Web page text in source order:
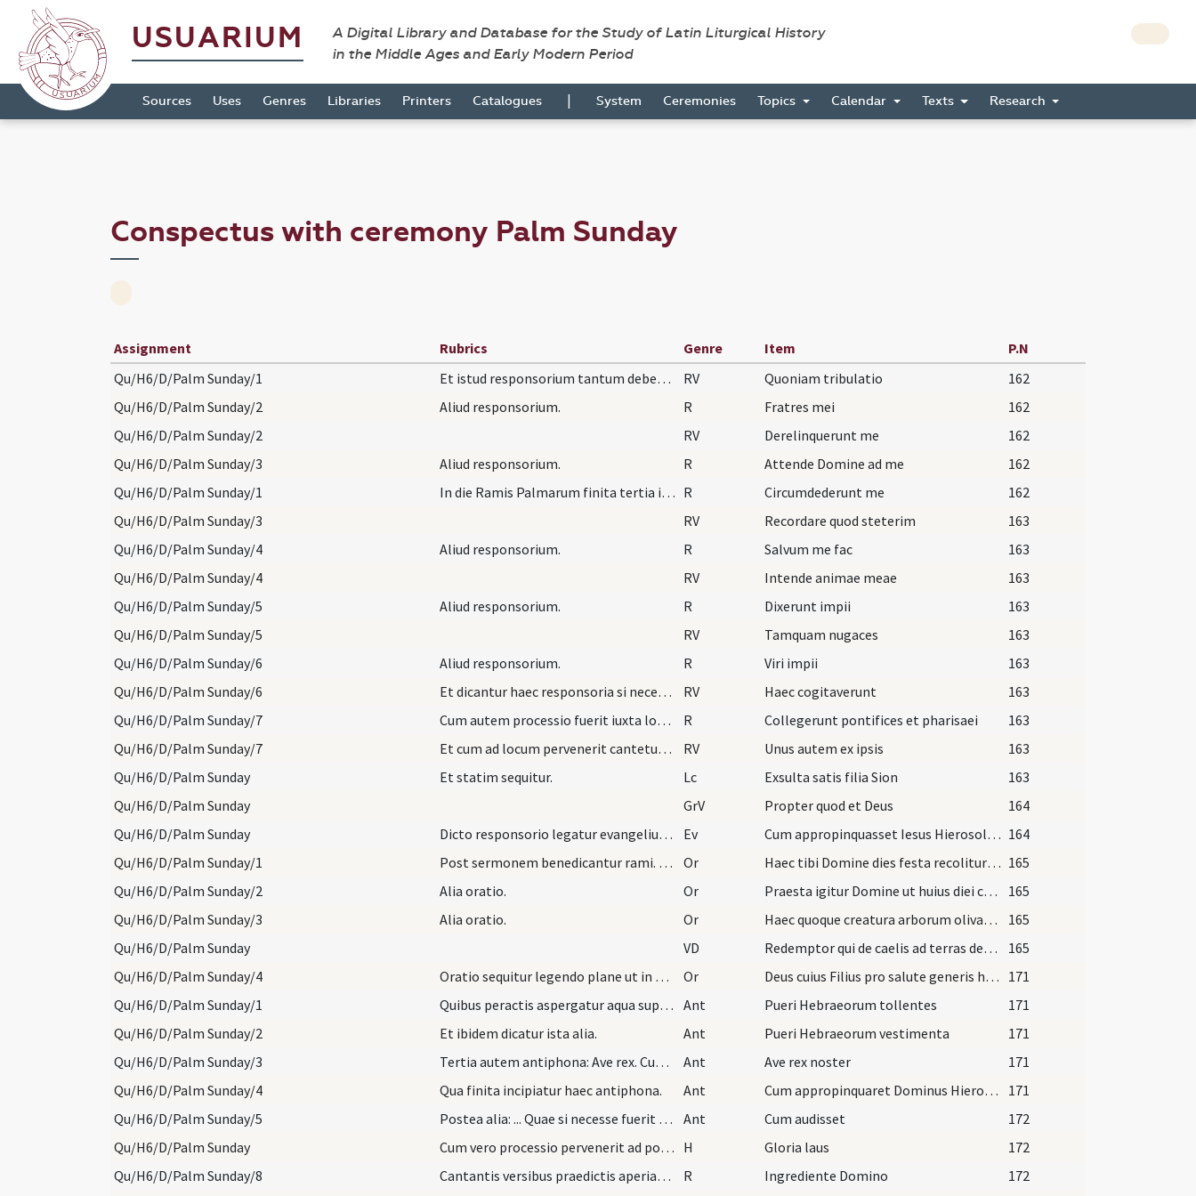
USUARIUM
A Digital Library and Database for the Study of Latin Liturgical History
in the Middle Ages and Early Modern Period
Sources Uses Genres Libraries Printers Catalogues | System Ceremonies Topics Calendar Texts Research
Conspectus with ceremony Palm Sunday
Assignment Rubrics Genre Item
P.N
Qu/H6/D/Palm Sunday/1
Et istud responsorium tantum debet reiterari. RV Quoniam tribulatio
162
Qu/H6/D/Palm Sunday/2
Aliud responsorium. R Fratres mei
162
Qu/H6/D/Palm Sunday/2
RV Derelinquerunt me
162
Qu/H6/D/Palm Sunday/3
Aliud responsorium. R Attende Domine ad me
162
Qu/H6/D/Palm Sunday/1
In die Ramis Palmarum finita tertia itur processi… R Circumdederunt me
162
Qu/H6/D/Palm Sunday/3
RV Recordare quod steterim
163
Qu/H6/D/Palm Sunday/4
Aliud responsorium. R Salvum me fac
163
Qu/H6/D/Palm Sunday/4
RV Intende animae meae
163
Qu/H6/D/Palm Sunday/5
Aliud responsorium. R Dixerunt impii
163
Qu/H6/D/Palm Sunday/5
RV Tamquam nugaces
163
Qu/H6/D/Palm Sunday/6
Aliud responsorium. R Viri impii
163
Qu/H6/D/Palm Sunday/6
Et dicantur haec responsoria si necesse fuerit us… RV Haec cogitaverunt
163
Qu/H6/D/Palm Sunday/7
Cum autem processio fuerit iuxta locum ubi rami d… R Collegerunt pontifices et pharisaei
163
Qu/H6/D/Palm Sunday/7
Et cum ad locum pervenerit cantetur ante crucem v… RV Unus autem ex ipsis
163
Qu/H6/D/Palm Sunday
Et statim sequitur. Lc Exsulta satis filia Sion
163
Qu/H6/D/Palm Sunday
GrV Propter quod et Deus
164
Qu/H6/D/Palm Sunday
Dicto responsorio legatur evangelium. Dominus vob… Ev Cum appropinquasset Iesus Hierosolymis et venisset Bethphage 164
Qu/H6/D/Palm Sunday/1
Post sermonem benedicantur rami. Oratio ad ramos… Or Haec tibi Domine dies festa recolitur et annuis exacta curriculis 165
Qu/H6/D/Palm Sunday/2
Alia oratio. Or Praesta igitur Domine ut huius diei celeberrimum
165
Qu/H6/D/Palm Sunday/3
Alia oratio. Or Haec quoque creatura arborum olivarum
165
Qu/H6/D/Palm Sunday
VD Redemptor qui de caelis ad terras descendere et ad passionem
165
Qu/H6/D/Palm Sunday/4
Oratio sequitur legendo plane ut in prima oration… Or Deus cuius Filius pro salute generis humani de caelo 171
Qu/H6/D/Palm Sunday/1
Quibus peractis aspergatur aqua super ramos et po… Ant Pueri Hebraeorum tollentes
171
Qu/H6/D/Palm Sunday/2
Et ibidem dicatur ista alia. Ant Pueri Hebraeorum vestimenta
171
Qu/H6/D/Palm Sunday/3
Tertia autem antiphona: Ave rex. Cum autem cantor… Ant Ave rex noster
171
Qu/H6/D/Palm Sunday/4
Qua finita incipiatur haec antiphona. Ant Cum appropinquaret Dominus Hierosolymam misit
171
Qu/H6/D/Palm Sunday/5
Postea alia: ... Quae si necesse fuerit repetantu… Ant Cum audisset
172
Qu/H6/D/Palm Sunday
Cum vero processio pervenerit ad portas ecclesiae… H Gloria laus
172
Qu/H6/D/Palm Sunday/8
Cantantis versibus praedictis aperiatur ecclesia… R Ingrediente Domino
172